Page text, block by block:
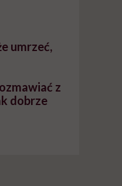
umrzeć,
z
dobrze